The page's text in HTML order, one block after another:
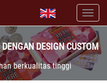
DESIGN CUSTOM
berkualitas tinggi